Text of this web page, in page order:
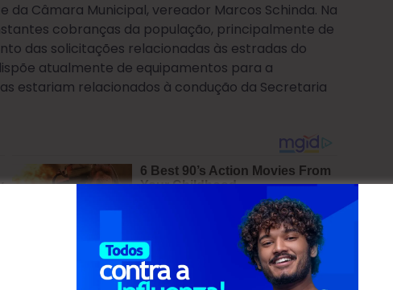
Câmara Municipal, vereador Marcos Schinda. Na
cobranças da população, principalmente de
das solicitações relacionadas às estradas do
atualmente de equipamentos para a
estariam relacionados à condução da Secretaria